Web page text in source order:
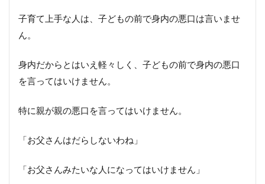
子育て上手な人は、子どもの前で身内の悪口は言いませ
ん。
身内だからとはいえ軽々しく、子どもの前で身内の悪口
を言ってはいけません。
特に親が親の悪口を言ってはいけません。
「お父さんはだらしないわね」
「お父さんみたいな人になってはいけません」